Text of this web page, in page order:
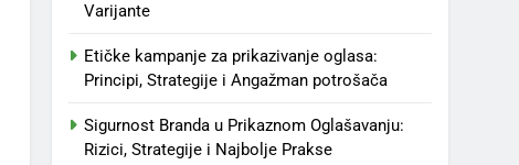
Varijante
Etičke kampanje za prikazivanje oglasa:
Principi, Strategije i Angažman potrošača
Sigurnost Branda u Prikaznom Oglašavanju:
Rizici, Strategije i Najbolje Prakse